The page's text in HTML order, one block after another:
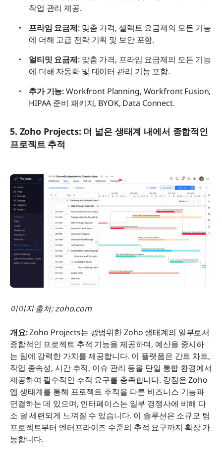
작업 관리 제공.
프라임 요금제: 맞춤 가격, 셀렉트 요금제의 모든 기능
에 더해 고급 전략 기획 및 보안 포함.
얼티밋 요금제: 맞춤 가격, 프라임 요금제의 모든 기능
에 더해 자동화 및 데이터 관리 기능 포함.
추가 기능: Workfront Planning, Workfront Fusion,
HIPAA 준비 패키지, BYOK, Data Connect.
5. Zoho Projects: 더 넓은 생태계 내에서 종합적인
프로젝트 추적
이미지 출처: zoho.com
개요: Zoho Projects는 광범위한 Zoho 생태계의 일부로서
종합적인 프로젝트 추적 기능을 제공하며, 예산을 중시하
는 팀에 강력한 가치를 제공합니다. 이 플랫폼은 간트 차트,
작업 종속성, 시간 추적, 이슈 관리 등을 단일 통합 환경에서
제공하여 필수적인 추적 요구를 충족합니다. 강점은 Zoho
앱 생태계를 통해 프로젝트 추적을 다른 비즈니스 기능과
연결하는 데 있으며, 인터페이스는 일부 경쟁사에 비해 다
소 덜 세련되게 느껴질 수 있습니다. 이 솔루션은 소규모 팀
프로젝트부터 엔터프라이즈 수준의 추적 요구까지 확장 가
능합니다.